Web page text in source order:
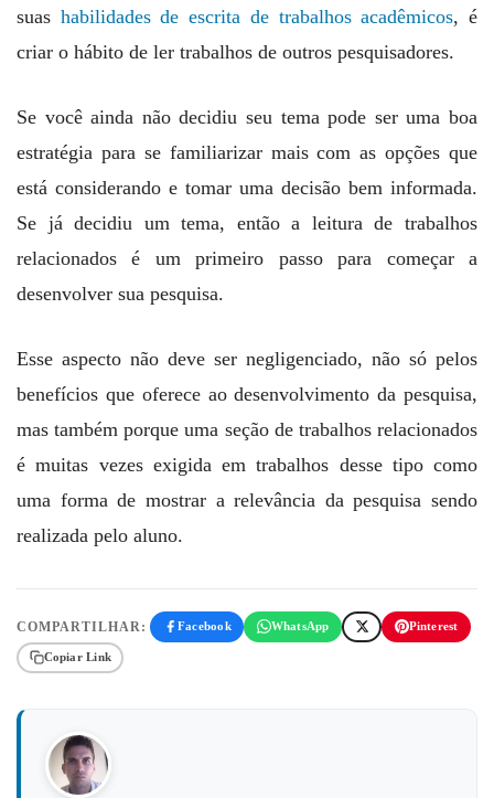
suas habilidades de escrita de trabalhos acadêmicos, é
criar o hábito de ler trabalhos de outros pesquisadores.
Se você ainda não decidiu seu tema pode ser uma boa
estratégia para se familiarizar mais com as opções que
está considerando e tomar uma decisão bem informada.
Se já decidiu um tema, então a leitura de trabalhos
relacionados é um primeiro passo para começar a
desenvolver sua pesquisa.
Esse aspecto não deve ser negligenciado, não só pelos
benefícios que oferece ao desenvolvimento da pesquisa,
mas também porque uma seção de trabalhos relacionados
é muitas vezes exigida em trabalhos desse tipo como
uma forma de mostrar a relevância da pesquisa sendo
realizada pelo aluno.
COMPARTILHAR: Facebook WhatsApp Pinterest
Copiar Link